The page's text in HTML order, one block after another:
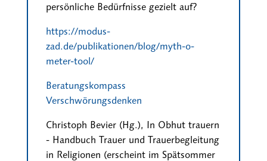
persönliche Bedürfnisse gezielt auf?
https://modus-
zad.de/publikationen/blog/myth-o-
meter-tool/
Beratungskompass
Verschwörungsdenken
Christoph Bevier (Hg.), In Obhut trauern
- Handbuch Trauer und Trauerbegleitung
in Religionen (erscheint im Spätsommer